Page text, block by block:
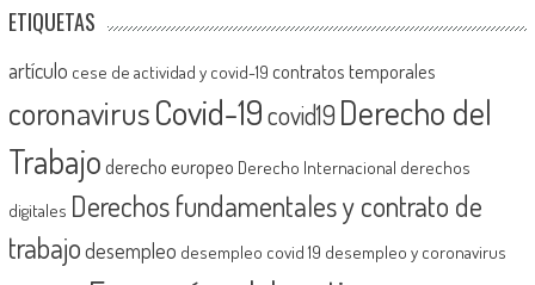
ETIQUETAS
artículo cese de actividad y covid-19 contratos temporales
coronavirusCovid-19covid19 Derecho del
Trabajoderecho europeo Derecho Internacional derechos
digitales Derechos fundamentales y contrato de
trabajodesempleo desempleo covid 19 desempleo y coronavirus